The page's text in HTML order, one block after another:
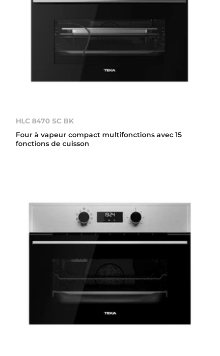
HLC 8470 SC BK
Four à vapeur compact multifonctions avec 15
fonctions de cuisson